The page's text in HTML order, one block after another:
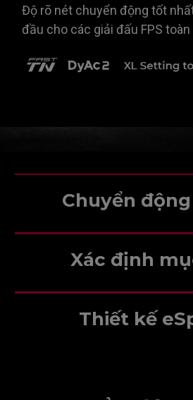
Độ rõ nét chuyển động tốt
đầu cho các giải đấu FPS toàn
Chuyển
Xác định
Thiết kế